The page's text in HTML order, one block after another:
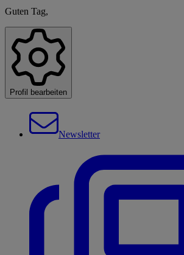
Guten Tag,
Profil bearbeiten
Newsletter